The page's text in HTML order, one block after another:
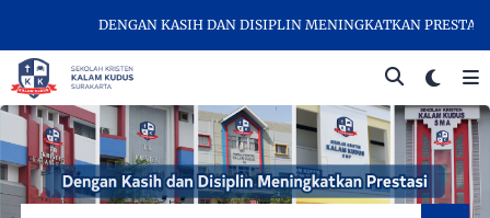
DENGAN KASIH DAN DISIPLIN MENINGKATKAN PRESTASI -